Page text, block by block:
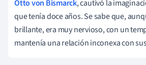
Otto von Bismarck, cautivó la
que tenía doce años. Se sabe que,
brillante, era muy nervioso, con un
mantenía una relación inconexa con